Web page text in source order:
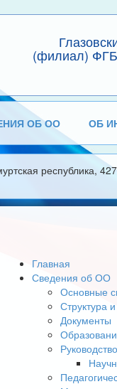
(филиал)
ОБ ОО ОБ
республика,
Главная
Сведения об ОО
Основные
Структура
Документы
Руководство